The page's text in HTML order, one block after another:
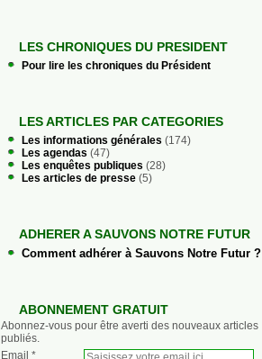
LES CHRONIQUES DU PRESIDENT
Pour lire les chroniques du Président
LES ARTICLES PAR CATEGORIES
Les informations générales (174)
Les agendas (47)
Les enquêtes publiques (28)
Les articles de presse (5)
ADHERER A SAUVONS NOTRE FUTUR
Comment adhérer à Sauvons Notre Futur ?
ABONNEMENT GRATUIT
Abonnez-vous pour être averti des nouveaux articles
publiés.
Email